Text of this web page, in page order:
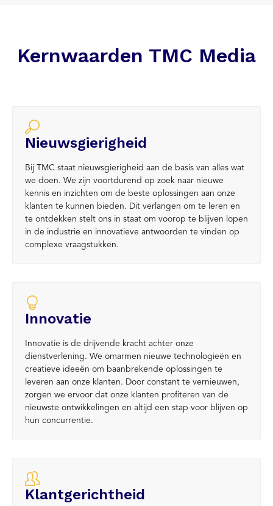
Kernwaarden TMC Media
Nieuwsgierigheid
Bij TMC staat nieuwsgierigheid aan de basis van alles wat
we doen. We zijn voortdurend op zoek naar nieuwe
kennis en inzichten om de beste oplossingen aan onze
klanten te kunnen bieden. Dit verlangen om te leren en
te ontdekken stelt ons in staat om voorop te blijven lopen
in de industrie en innovatieve antwoorden te vinden op
complexe vraagstukken.
Innovatie
Innovatie is de drijvende kracht achter onze
dienstverlening. We omarmen nieuwe technologieën en
creatieve ideeën om baanbrekende oplossingen te
leveren aan onze klanten. Door constant te vernieuwen,
zorgen we ervoor dat onze klanten profiteren van de
nieuwste ontwikkelingen en altijd een stap voor blijven op
hun concurrentie.
Klantgerichtheid